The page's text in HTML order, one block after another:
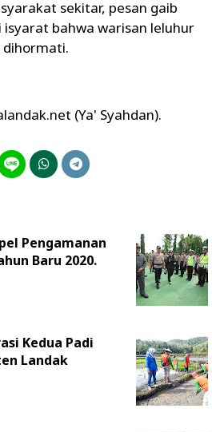
sekitar, pesan gaib
bahwa warisan leluhur
dihormati.
(Ya' Syahdan).
Pengamanan
Baru 2020.
Kedua Padi
Landak